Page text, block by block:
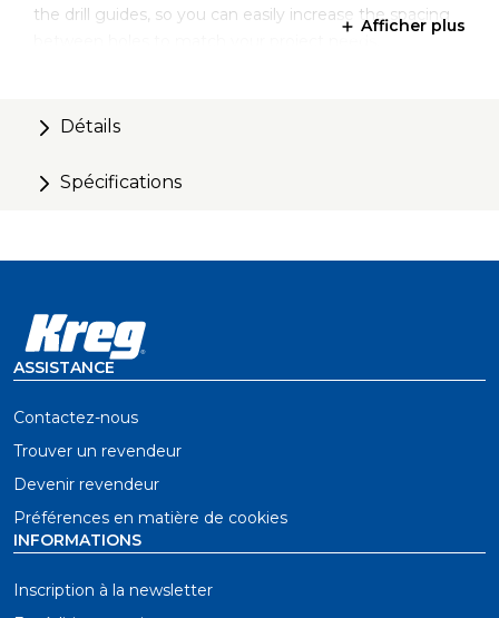
the drill guides, so you can easily increase the spacing
Afficher plus
Détails
Spécifications
ASSISTANCE
Contactez-nous
Trouver un revendeur
Devenir revendeur
Préférences en matière de cookies
INFORMATIONS
Inscription à la newsletter